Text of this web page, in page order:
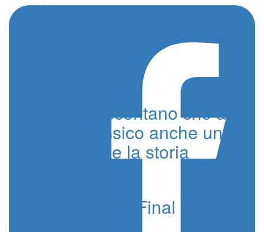
I 5 Cerchi raccontano che a
Città del Messico anche un
bianco scrisse la storia
Beach Soccer, Final Eight a